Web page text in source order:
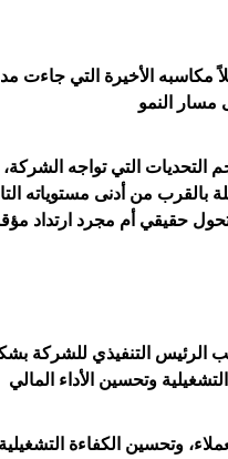
6.65 دولار مرتفعاً بنحو 1.5%، مواصلاً مكاسبه
من أدنى مستوياته
الرئيس التنفيذي
وتحسين الكفاءة